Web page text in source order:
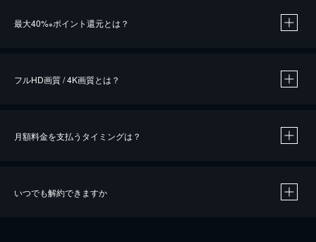
最大40%※ポイント還元とは？
※40％ポイント還元の対象は、クレジットカード決済による作品の購入 / レンタルです。
フルHD画質 / 4K画質とは？
月額料金を支払うタイミングは？
いつでも解約できますか